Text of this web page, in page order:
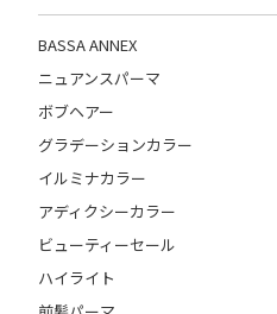
BASSA ANNEX
ニュアンスパーマ
ボブヘアー
グラデーションカラー
イルミナカラー
アディクシーカラー
ビューティーセール
ハイライト